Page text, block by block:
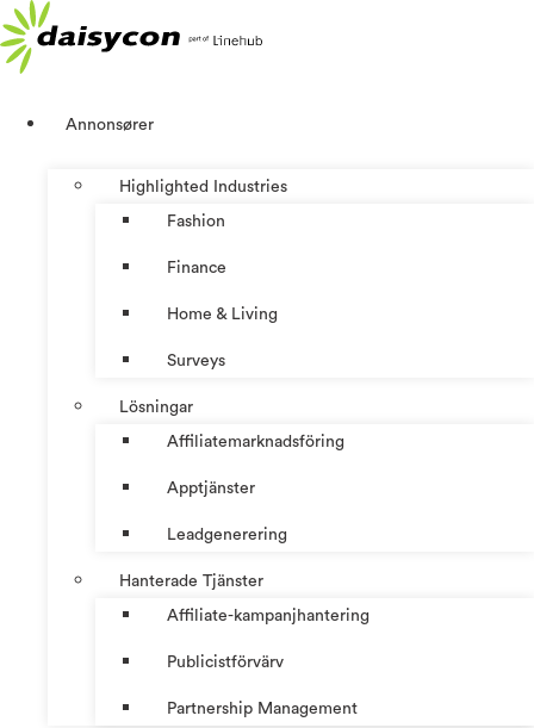
Hoppa
till
innehåll
Annonsører
Highlighted Industries
Fashion
Finance
Home & Living
Surveys
Lösningar
Affiliatemarknadsföring
Apptjänster
Leadgenerering
Hanterade Tjänster
Affiliate-kampanjhantering
Publicistförvärv
Partnership Management